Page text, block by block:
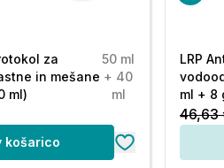
za
in mešane
ml)
50 ml
+ 40
ml
košarico
LRP
ml + 8
46,63